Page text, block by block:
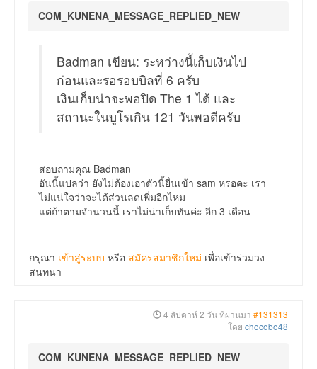
COM_KUNENA_MESSAGE_REPLIED_NEW
Badman เขียน: ระหว่างนี้เก็บเงินไป
ก่อนและรอรอบบิลที่ 6 ครับ
เงินเก็บน่าจะพอปิด The 1 ได้ และ
สถานะในบูโรเกิน 121 วันพอดีครับ
สอบถามคุณ Badman
อันนี้แปลว่า ยังไม่ต้องเอาตัวนี้ยื่นเข้า sam หรอคะ เรา
ไม่แน่ใจว่าจะได้ส่วนลดเพิ่มอีกไหม
แต่ถ้าตามจำนวนนี้ เราไม่น่าเก็บทันค่ะ อีก 3 เดือน
กรุณา เข้าสู่ระบบ หรือ สมัครสมาชิกใหม่ เพื่อเข้าร่วมวง
สนทนา
4 สัปดาห์ 2 วัน ที่ผ่านมา #131313
โดย chocobo48
COM_KUNENA_MESSAGE_REPLIED_NEW